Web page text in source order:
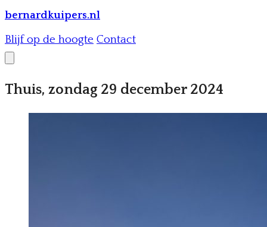
bernardkuipers.nl
Blijf op de hoogte Contact
Thuis, zondag 29 december 2024